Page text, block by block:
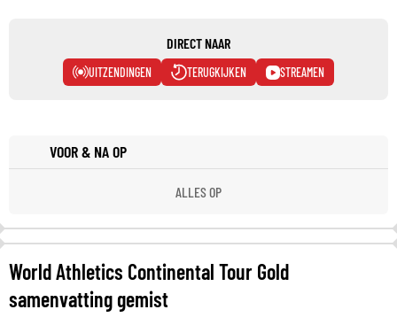
DIRECT NAAR
UITZENDINGEN TERUGKIJKEN STREAMEN
VOOR & NA OP
ALLES OP
World Athletics Continental Tour Gold
samenvatting gemist